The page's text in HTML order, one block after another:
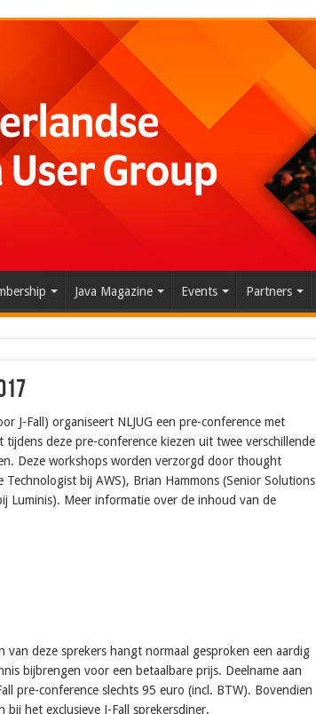
Java Magazine Events Partners
J-Fall) organiseert NLJUG een pre-conference met
deze pre-conference kiezen uit twee verschillende
Deze workshops worden verzorgd door thought
Technologist bij AWS), Brian Hammons (Senior Solutions
Luminis). Meer informatie over de inhoud van de
deze sprekers hangt normaal gesproken een aardig
bijbrengen voor een betaalbare prijs. Deelname aan
pre-conference slechts 95 euro (incl. BTW). Bovendien
het exclusieve J-Fall sprekersdiner.